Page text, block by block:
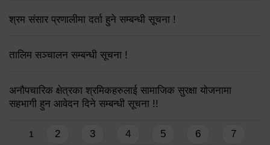
श्रम संसार प्रणालीमा दर्ता हुने सम्बन्धी सूचना !
तालिम सञ्चालन सम्बन्धी सूचना !
अनौपचारिक क्षेत्रका श्रमिकहरुलाई सामाजिक सुरक्षा योजनामा
सहभागी हुन आवेदन दिने सम्बन्धी सूचना !!
Pages
1 2 3 4 5 6
7